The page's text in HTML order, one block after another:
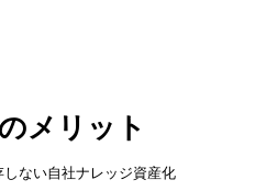
メリット
ない自社ナレッジ資産化